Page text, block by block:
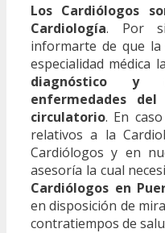
Los Cardiólogos
Cardiología. Por
informarte de que
especialidad médica
diagnóstico y
enfermedades
circulatorio. En
relativos a la
Cardiólogos y en
asesoría la cual
Cardiólogos en
en disposición de
contratiempos de